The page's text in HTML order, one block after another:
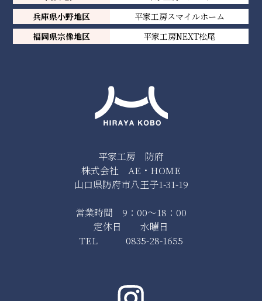
平家工房 防府
株式会社 AE・HOME
山口県防府市八王子1-31-19
営業時間 9：00～18：00
定休日 水曜日
TEL 0835-28-1655
兵庫県小野地区
平家工房スマイルホーム
福岡県宗像地区
平家工房NEXT松尾